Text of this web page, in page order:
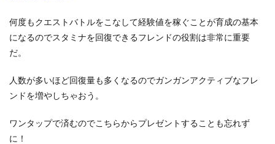
何度もクエストバトルをこなして経験値を稼ぐことが育成の基本
になるのでスタミナを回復できるフレンドの役割は非常に重要
だ。
人数が多いほど回復量も多くなるのでガンガンアクティブなフレ
ンドを増やしちゃおう。
ワンタップで済むのでこちらからプレゼントすることも忘れず
に！